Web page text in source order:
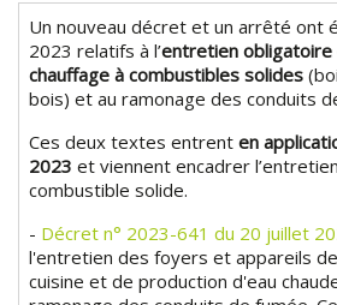
Un nouveau décret et un arrêté ont
2023 relatifs à l’entretien obligatoire
chauffage à combustibles solides
bois) et au ramonage des conduits
Ces deux textes entrenten
2023 et viennent encadrer
combustible solide.
- Décret n° 2023-641 du 20 juillet
l'entretien des foyers et appareils
cuisine et de production d'eau